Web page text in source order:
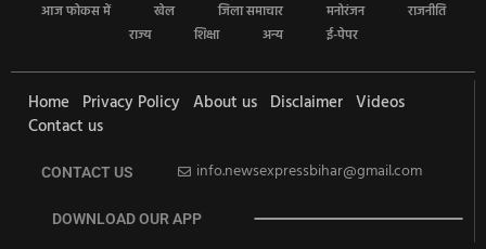
आज फोकस में खेल जिला समाचार मनोरंजन
राजनीति
राज्य
शिक्षा अन्य ई-पेपर
Home Privacy Policy About us Disclaimer Videos
Contact us
CONTACT US info.newsexpressbihar@gmail.com
DOWNLOAD OUR APP